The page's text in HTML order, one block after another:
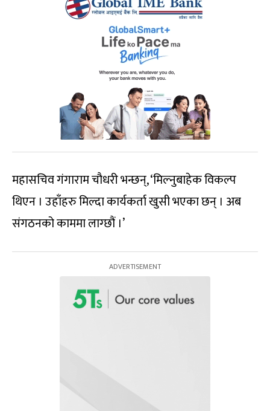
महासचिव गंगाराम चौधरी भन्छन्, ‘मिल्नुबाहेक विकल्प
थिएन । उहाँहरु मिल्दा कार्यकर्ता खुसी भएका छन् । अब
संगठनको काममा लाग्छौं ।’